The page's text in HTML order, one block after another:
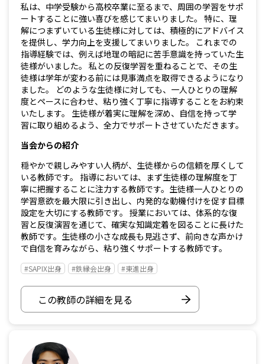
私は、中学受験から高校卒業に至るまで、周囲の学習をサポ
ートすることに強い喜びを感じてまいりました。 特に、理
解につまずいている生徒様に対しては、積極的にアドバイス
を提供し、学力向上を支援してまいりました。 これまでの
指導経験では、例えば地理の暗記に苦手意識を持っていた生
徒様がいました。 私との反復学習を重ねることで、その生
徒様は学年が変わる前には見事満点を取得できるようになり
ました。 どのような生徒様に対しても、一人ひとりの理解
度とペースに合わせ、粘り強く丁寧に指導することをお約束
いたします。 生徒様が着実に理解を深め、自信を持って学
習に取り組めるよう、全力でサポートさせていただきます。
当会からの紹介
穏やかで親しみやすい人柄が、生徒様からの信頼を厚くして
いる教師です。 指導においては、まず生徒様の理解度を丁
寧に把握することに注力する教師です。生徒様一人ひとりの
学習意欲を最大限に引き出し、内発的な動機付けを促す目標
設定を大切にする教師です。 授業においては、体系的な復
習と反復演習を通じて、確実な知識定着を図ることに長けた
教師です。生徒様の小さな成長も見逃さず、前向きな声かけ
で自信を育みながら、粘り強くサポートする教師です。
#SAPIX出身 #鉄縁会出身 #東進出身
この教師の詳細を見る